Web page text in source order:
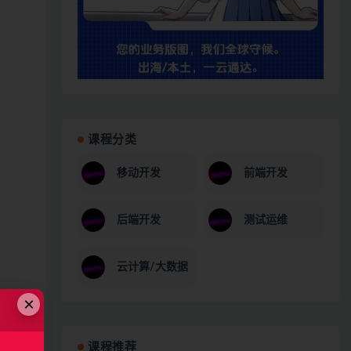
课程分类
移动开发 前端开发
后端开发 测试运维
云计算/大数据
课程推荐
×